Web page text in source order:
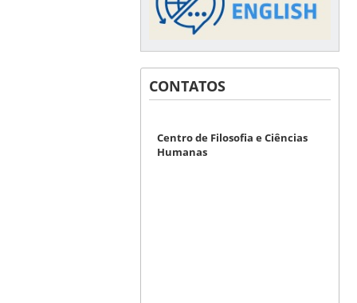
CONTATOS
Centro de Filosofia e Ciências
Humanas